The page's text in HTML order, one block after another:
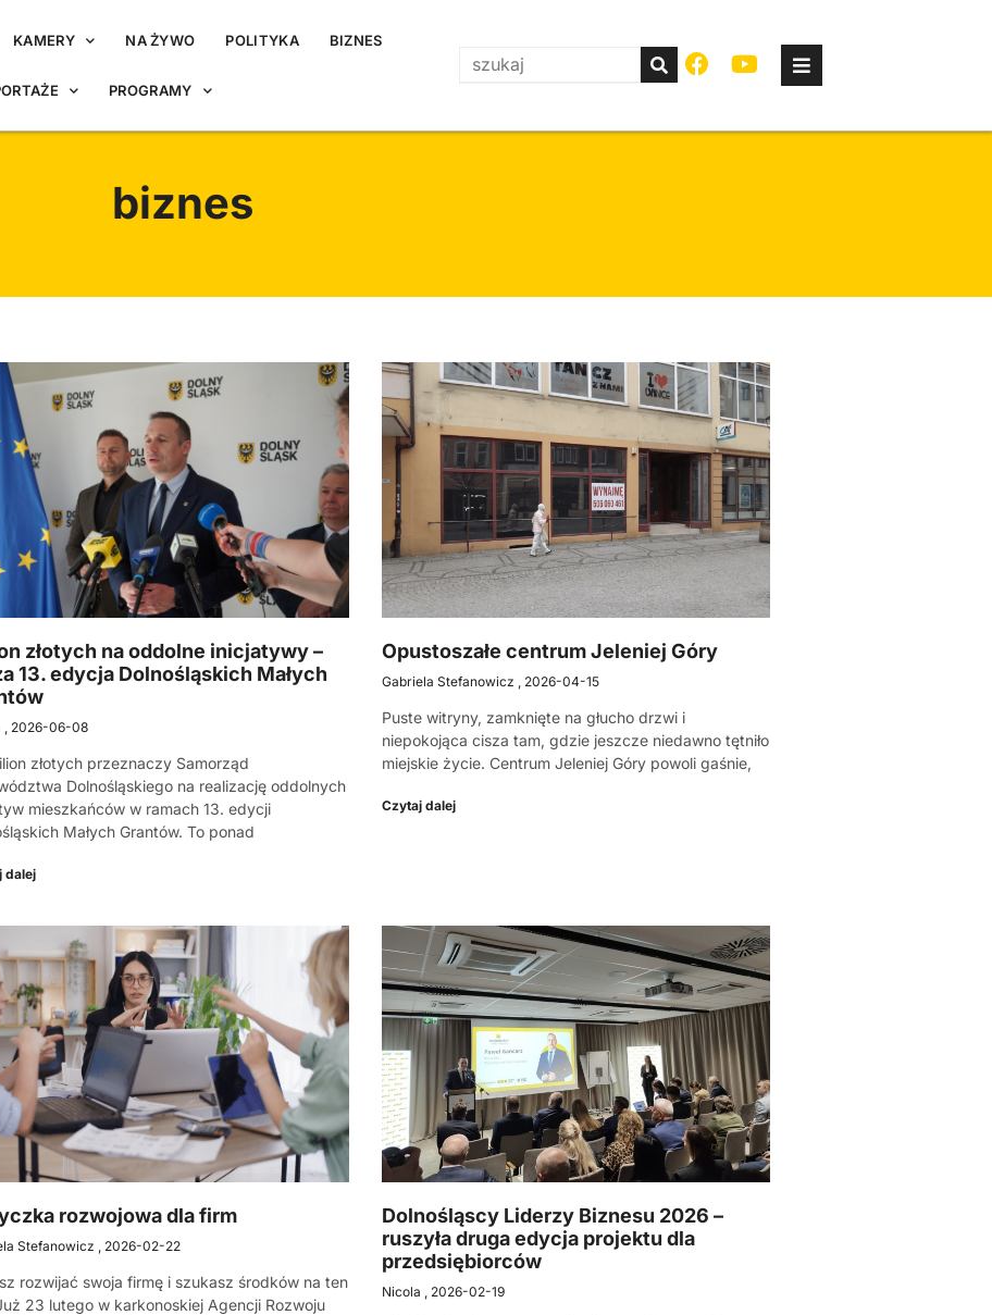
KAMERY NA ŻYWO POLITYKA BIZNES
PROGRAMY
biznes
złotych na oddolne inicjatywy –
13. edycja Dolnośląskich Małych
2026-06-08
złotych przeznaczy Samorząd
Dolnośląskiego na realizację oddolnych
mieszkańców w ramach 13. edycji
Małych Grantów. To ponad
dalej
Opustoszałe centrum Jeleniej Góry
Gabriela Stefanowicz 2026-04-15
Puste witryny, zamknięte na głucho drzwi i
niepokojąca cisza tam, gdzie jeszcze niedawno tętniło
miejskie życie. Centrum Jeleniej Góry powoli gaśnie,
Czytaj dalej
rozwojowa dla firm
Stefanowicz 2026-02-22
rozwijać swoja firmę i szukasz środków na ten
23 lutego w karkonoskiej Agencji Rozwoju
Dolnośląscy Liderzy Biznesu 2026 –
ruszyła druga edycja projektu dla
przedsiębiorców
Nicola 2026-02-19